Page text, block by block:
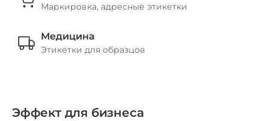
Маркировка, адресные этикетки
Медицина
Этикетки для образцов
Эффект для бизнеса